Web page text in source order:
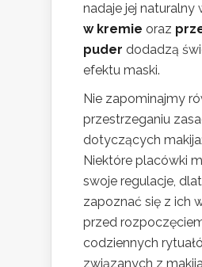
nadaje jej naturalny
w kremie oraz
puder dodadzą
efektu maski.
Nie zapominajmy
przestrzeganiu
dotyczących
Niektóre placówki
swoje regulacje,
zapoznać się z ich
przed
codziennych
związanych z